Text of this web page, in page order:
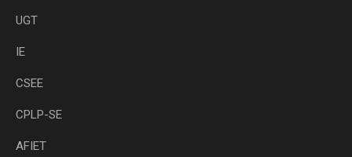
UGT
IE
CSEE
CPLP-SE
AFIET